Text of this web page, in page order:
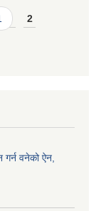
2
वनेको ऐन,